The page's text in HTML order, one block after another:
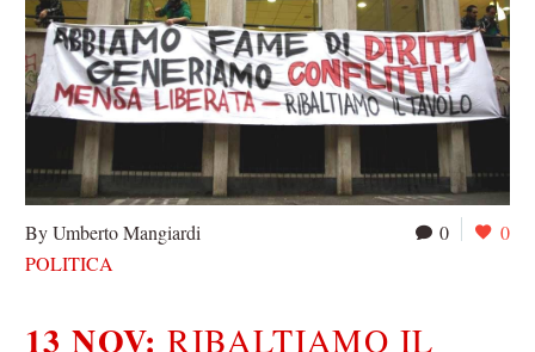
0 0
By Umberto Mangiardi
POLITICA
13 NOV:RIBALTIAMO IL